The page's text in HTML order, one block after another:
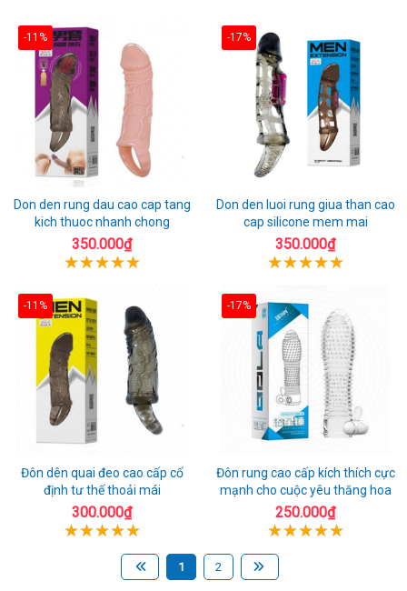
-11%
Don den rung dau cao cap tang
kich thuoc nhanh chong
350.000₫
-17%
Don den luoi rung giua than cao
cap silicone mem mai
350.000₫
-11%
Đôn dên quai đeo cao cấp cố
định tư thế thoải mái
300.000₫
-17%
Đôn rung cao cấp kích thích cực
mạnh cho cuộc yêu thăng hoa
250.000₫
1 2